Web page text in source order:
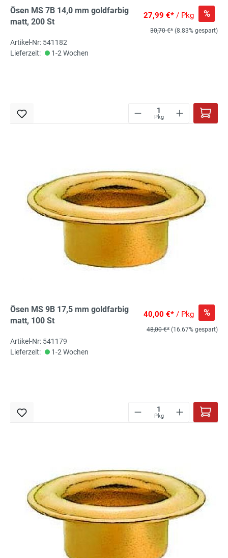
Ösen MS 7B 14,0 mm goldfarbig
matt, 200 St
27,99 €* / Pkg %
30,70 €* (8.83% gespart)
Artikel-Nr: 541182
Lieferzeit:
1-2 Wochen
Pkg
Ösen MS 9B 17,5 mm goldfarbig
matt, 100 St
40,00 €* / Pkg %
48,00 €* (16.67% gespart)
Artikel-Nr: 541179
Lieferzeit:
1-2 Wochen
Pkg